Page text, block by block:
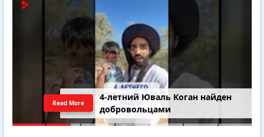
4-летний Юваль Коган найден
добровольцами
Read More